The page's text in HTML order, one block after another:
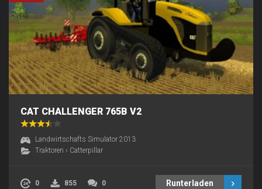
CAT CHALLENGER 765B V2
Landwirtschafts Simulator 2013
Traktoren › Catterpillar
0 855 0 Runterladen